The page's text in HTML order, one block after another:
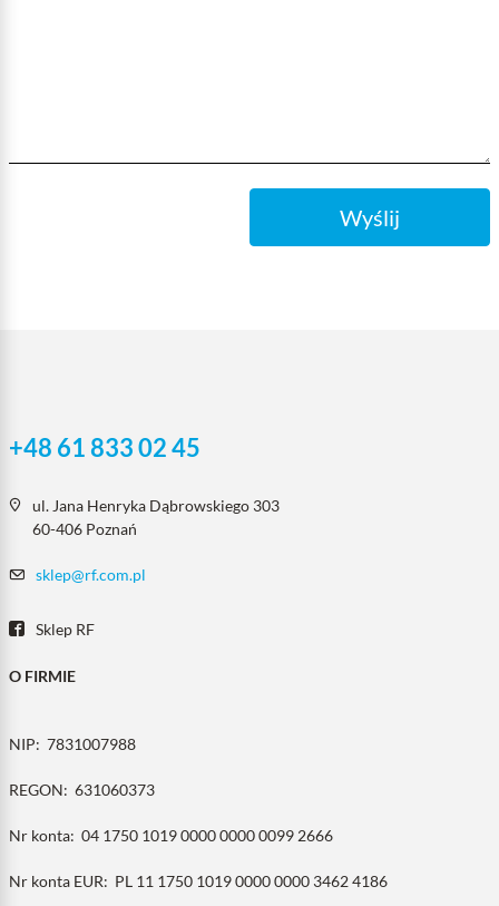
Wyślij
+48 61 833 02 45
ul. Jana Henryka Dąbrowskiego 303
60-406 Poznań
sklep@rf.com.pl
Sklep RF
O FIRMIE
NIP: 7831007988
REGON: 631060373
Nr konta: 04 1750 1019 0000 0000 0099 2666
Nr konta EUR: PL 11 1750 1019 0000 0000 3462 4186